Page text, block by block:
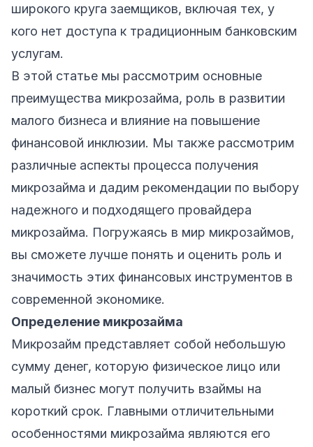
широкого круга заемщиков, включая тех, у
кого нет доступа к традиционным банковским
услугам.
В этой статье мы рассмотрим основные
преимущества микрозайма, роль в развитии
малого бизнеса и влияние на повышение
финансовой инклюзии. Мы также рассмотрим
различные аспекты процесса получения
микрозайма и дадим рекомендации по выбору
надежного и подходящего провайдера
микрозайма. Погружаясь в мир микрозаймов,
вы сможете лучше понять и оценить роль и
значимость этих финансовых инструментов в
современной экономике.
Определение микрозайма
Микрозайм представляет собой небольшую
сумму денег, которую физическое лицо или
малый бизнес могут получить взаймы на
короткий срок. Главными отличительными
особенностями микрозайма являются его